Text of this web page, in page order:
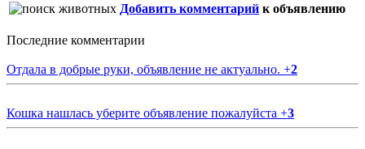
Добавить комментарий к объявлению
Последние комментарии
Отдала в добрые руки, объявление не актуально. +2
Кошка нашлась уберите объявление пожалуйста +3